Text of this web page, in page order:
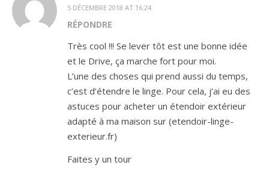
5 DÉCEMBRE 2018 AT 16:24
RÉPONDRE
Très cool !!! Se lever tôt est une bonne idée
et le Drive, ça marche fort pour moi.
L’une des choses qui prend aussi du temps,
c’est d’étendre le linge. Pour cela, j’ai eu des
astuces pour acheter un étendoir extérieur
adapté à ma maison sur (etendoir-linge-
exterieur.fr)
Faites y un tour